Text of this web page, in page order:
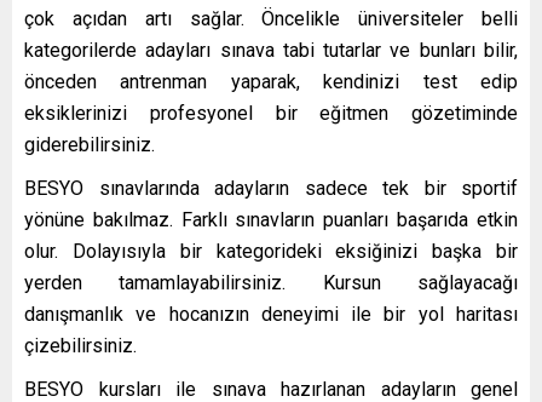
çok açıdan artı sağlar. Öncelikle üniversiteler belli
kategorilerde adayları sınava tabi tutarlar ve bunları bilir,
önceden antrenman yaparak, kendinizi test edip
eksiklerinizi profesyonel bir eğitmen gözetiminde
giderebilirsiniz.
BESYO sınavlarında adayların sadece tek bir sportif
yönüne bakılmaz. Farklı sınavların puanları başarıda etkin
olur. Dolayısıyla bir kategorideki eksiğinizi başka bir
yerden tamamlayabilirsiniz. Kursun sağlayacağı
danışmanlık ve hocanızın deneyimi ile bir yol haritası
çizebilirsiniz.
BESYO kursları ile sınava hazırlanan adayların genel